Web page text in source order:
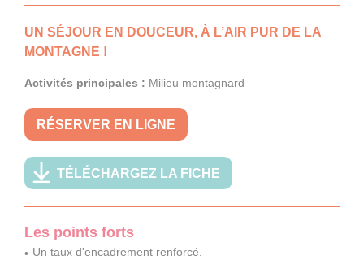
UN SÉJOUR EN DOUCEUR, À L’AIR PUR DE LA
MONTAGNE !
Activités principales : Milieu montagnard
RÉSERVER EN LIGNE
TÉLÉCHARGEZ LA FICHE
Les points forts
Un taux d'encadrement renforcé.